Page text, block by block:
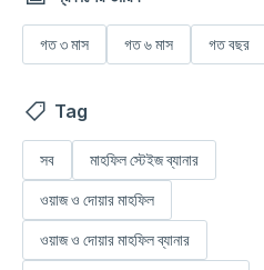
গত ৩ মাস গত ৬ মাস গত বছর
Tag
সব মাহফিল স্টেইজ ব্যানার
ওয়াজ ও দোয়ার মাহফিল
ওয়াজ ও দোয়ার মাহফিল ব্যানার